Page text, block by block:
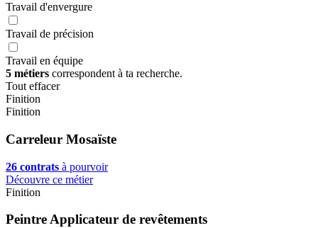
Travail d'envergure
Travail de précision
Travail en équipe
5 métiers correspondent à ta recherche.
Tout effacer
Finition
Finition
Carreleur Mosaïste
26 contrats à pourvoir
Découvre ce métier
Finition
Peintre Applicateur de revêtements